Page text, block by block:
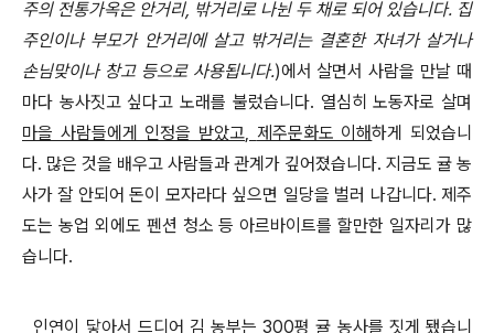
주의 전통가옥은 안거리, 밖거리로 나뉜 두 채로 되어 있습니다. 집
주인이나 부모가 안거리에 살고 밖거리는 결혼한 자녀가 살거나
손님맞이나 창고 등으로 사용됩니다.)에서 살면서 사람을 만날 때
마다 농사짓고 싶다고 노래를 불렀습니다. 열심히 노동자로 살며
마을 사람들에게 인정을 받았고, 제주문화도 이해하게 되었습니
다. 많은 것을 배우고 사람들과 관계가 깊어졌습니다. 지금도 귤 농
사가 잘 안되어 돈이 모자라다 싶으면 일당을 벌러 나갑니다. 제주
도는 농업 외에도 펜션 청소 등 아르바이트를 할만한 일자리가 많
습니다.
인연이 닿아서 드디어 김 농부는300평 귤 농사를 짓게 됐습니